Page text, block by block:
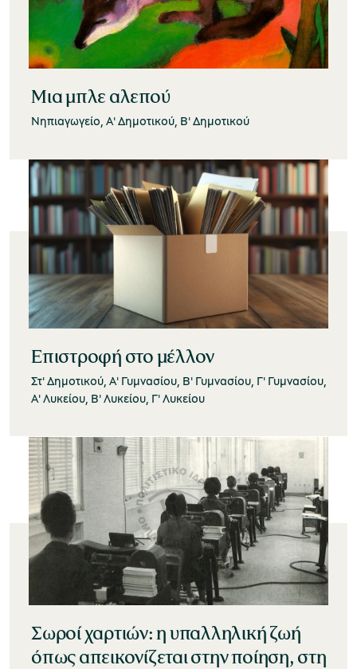
Μουσείο Μαρμαροτεχνίας
Μουσείο Μαστίχας Χίου
Μουσείο Αργυροτεχνίας
ομάδες
εισιτήρια
εισιτηρίων
Μια μπλε αλεπού
Νηπιαγωγείο, Α' Δημοτικού, Β' Δημοτικού
Επιστροφή στο μέλλον
Στ' Δημοτικού, Α' Γυμνασίου, Β' Γυμνασίου, Γ' Γυμνασίου,
Α' Λυκείου, Β' Λυκείου, Γ' Λυκείου
Σωροί χαρτιών: η υπαλληλική ζωή
όπως απεικονίζεται στην ποίηση, στη